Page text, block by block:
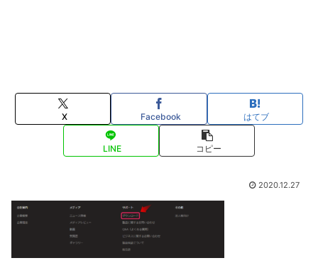
X Facebook はてブ
LINE コピー
2020.12.27